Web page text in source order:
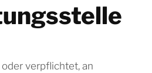
verpflichtet, an